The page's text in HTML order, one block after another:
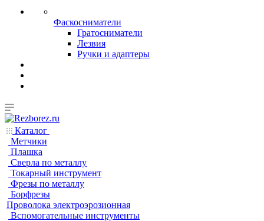
Фаскосниматели
Гратосниматели
Лезвия
Ручки и адаптеры
Каталог
Метчики
Плашка
Сверла по металлу
Токарный инструмент
Фрезы по металлу
Борфрезы
Проволока электроэрозионная
Вспомогательные инструменты